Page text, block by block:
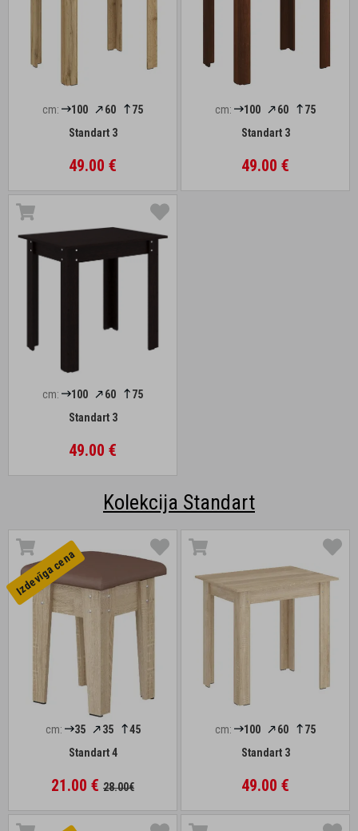
cm: 100 60
75
Standart 3
49.00 €
cm: 100 60
75
Standart 3
49.00 €
cm: 100 60
75
Standart 3
49.00 €
Kolekcija Standart
Izdevīga cena
cm: 35 35
45
Standart 4
21.00 € 28.00€
cm: 100 60
75
Standart 3
49.00 €